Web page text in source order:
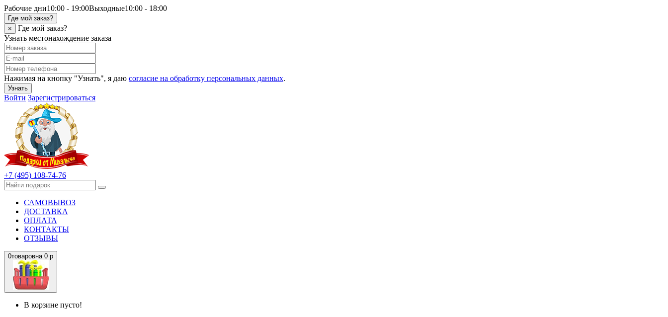
Рабочие дни10:00 - 19:00Выходные10:00 - 18:00
Где мой заказ?
×
Где мой заказ?
Узнать местонахождение заказа
Нажимая на кнопку "Узнать", я даю согласие на обработку персональных данных.
Узнать
Войти Зарегистрироваться
+7 (495) 108-74-76
САМОВЫВОЗ
ДОСТАВКА
ОПЛАТА
КОНТАКТЫ
ОТЗЫВЫ
0товаровна 0 р
В корзине пусто!